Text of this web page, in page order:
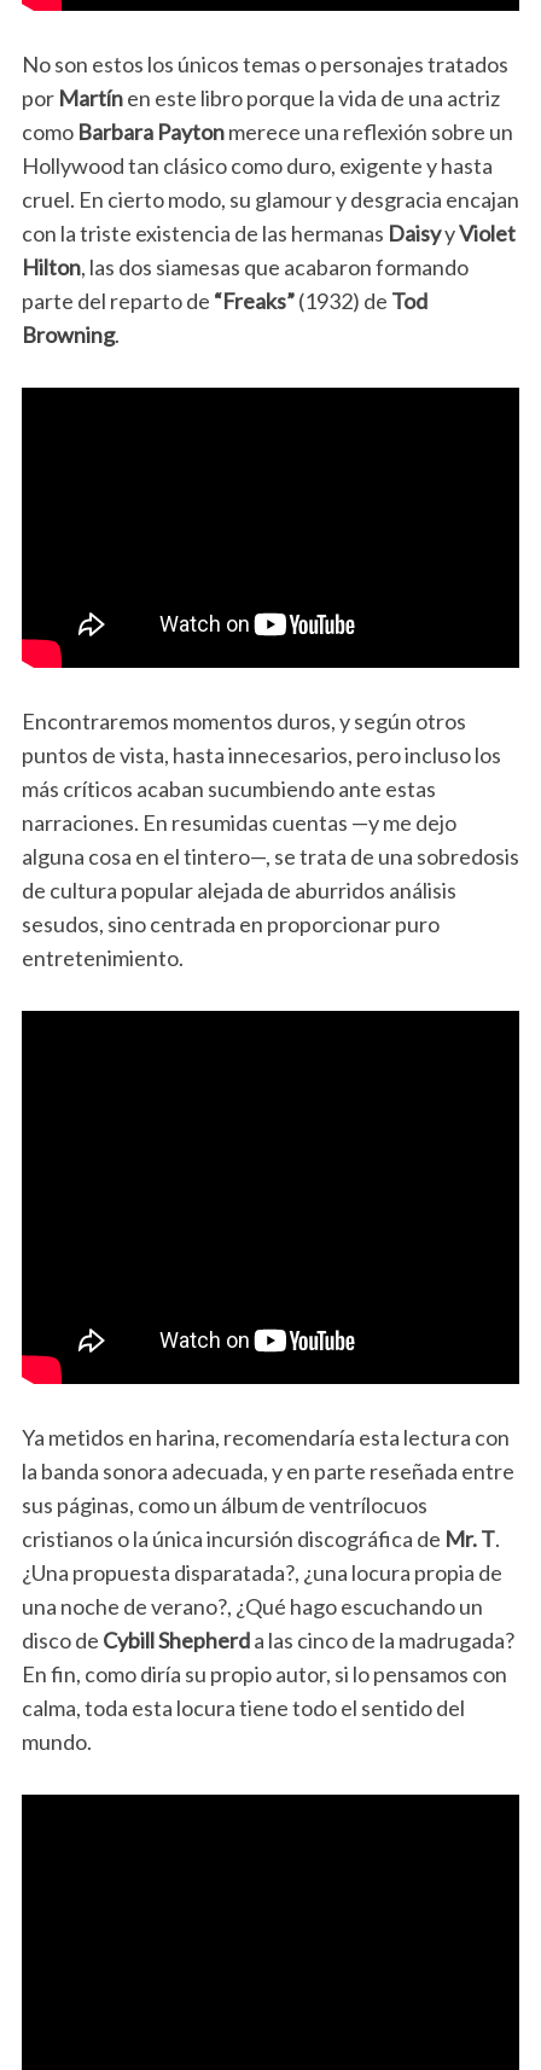
No son estos los únicos temas o personajes tratados
por Martínen este libro porque la vida de una actriz
como Barbara Paytonmerece una reflexión sobre un
Hollywood tan clásico como duro, exigente y hasta
cruel. En cierto modo, su glamour y desgracia encajan
con la triste existencia de las hermanas DaisyyViolet
Hilton, las dos siamesas que acabaron formando
parte del reparto de “Freaks”(1932) de Tod
Browning.
Encontraremos momentos duros, y según otros
puntos de vista, hasta innecesarios, pero incluso los
más críticos acaban sucumbiendo ante estas
narraciones. En resumidas cuentas —y me dejo
alguna cosa en el tintero—, se trata de una sobredosis
de cultura popular alejada de aburridos análisis
sesudos, sino centrada en proporcionar puro
entretenimiento.
Ya metidos en harina, recomendaría esta lectura con
la banda sonora adecuada, y en parte reseñada entre
sus páginas, como un álbum de ventrílocuos
cristianos o la única incursión discográfica de Mr. T.
¿Una propuesta disparatada?, ¿una locura propia de
una noche de verano?, ¿Qué hago escuchando un
disco de Cybill Shepherda las cinco de la madrugada?
En fin, como diría su propio autor, si lo pensamos con
calma, toda esta locura tiene todo el sentido del
mundo.